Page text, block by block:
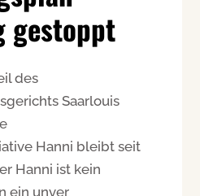
gestoppt
des
Saarlouis
Hanni bleibt seit
Hanni ist kein
ein unver